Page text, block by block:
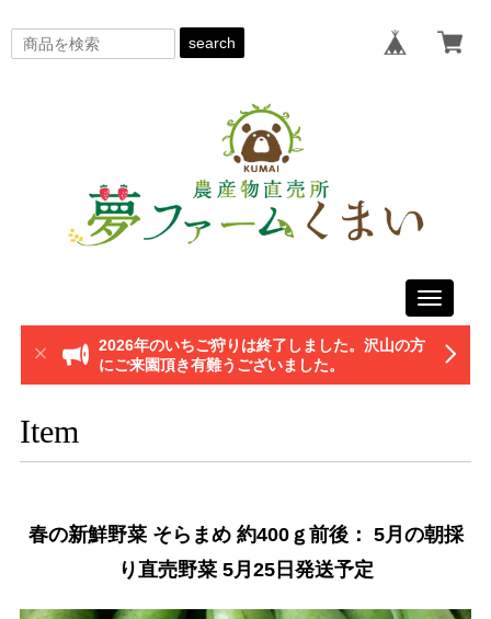
search
Toggle
2026年のいちご狩りは終了しました。沢山の方
にご来園頂き有難うございました。
Item
春の新鮮野菜 そらまめ 約400ｇ前後： 5月の朝採
り直売野菜 5月25日発送予定